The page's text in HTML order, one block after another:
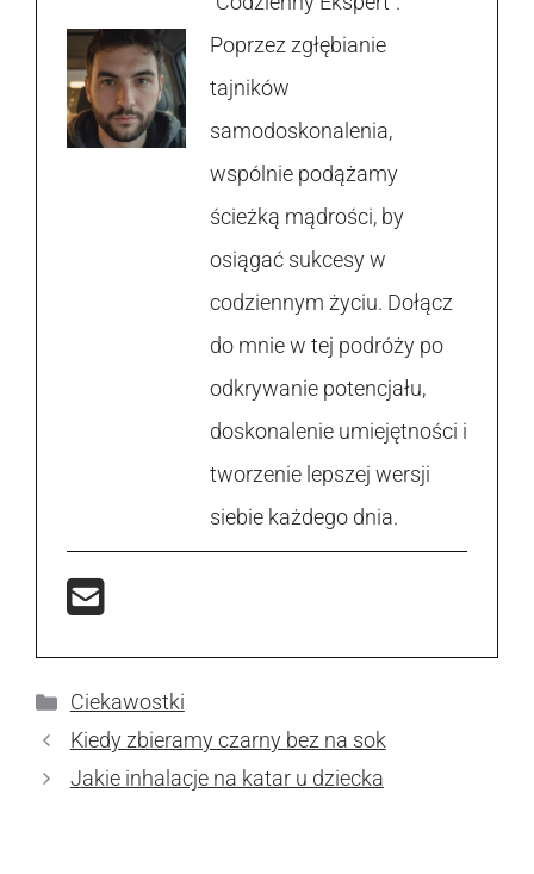
Poprzez zgłębianie
tajników
samodoskonalenia,
wspólnie podążamy
ścieżką mądrości, by
osiągać sukcesy w
codziennym życiu. Dołącz
do mnie w tej podróży po
odkrywanie potencjału,
doskonalenie umiejętności i
tworzenie lepszej wersji
siebie każdego dnia.
Kategorie
Ciekawostki
Kiedy zbieramy czarny bez na sok
Jakie inhalacje na katar u dziecka